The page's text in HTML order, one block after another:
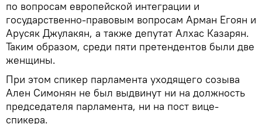
по вопросам европейской интеграции и
государственно-правовым вопросам Арман Егоян и
Арусяк Джулакян, а также депутат Алхас Казарян.
Таким образом, среди пяти претендентов были две
женщины.
При этом спикер парламента уходящего созыва
Ален Симонян не был выдвинут ни на должность
председателя парламента, ни на пост вице-
спикера.